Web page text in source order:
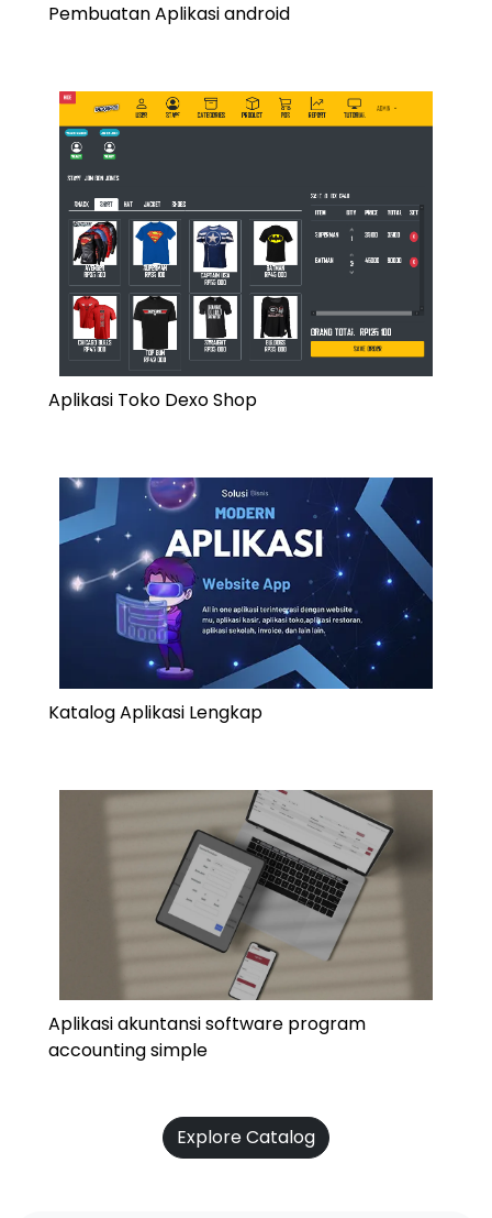
Pembuatan Aplikasi android
Aplikasi Toko Dexo Shop
Katalog Aplikasi Lengkap
Aplikasi akuntansi software program
accounting simple
Explore Catalog